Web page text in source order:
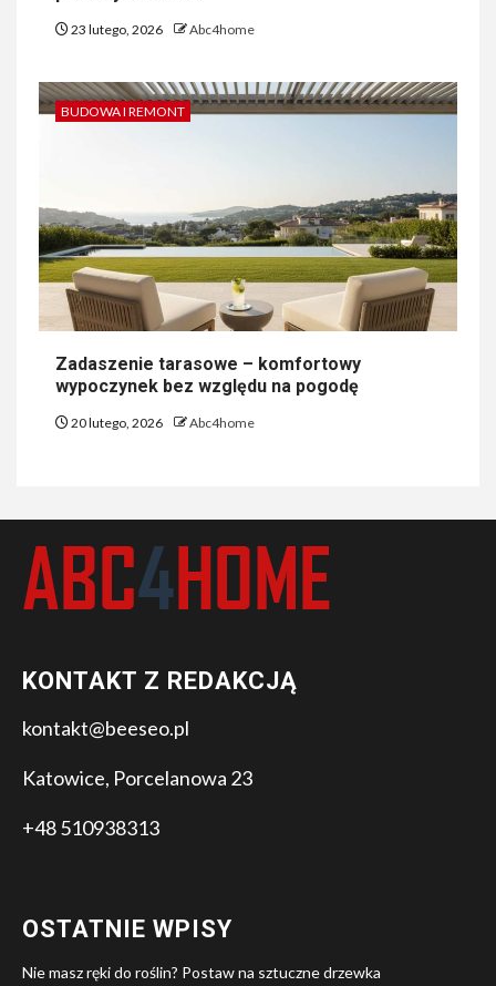
23 lutego, 2026 Abc4home
BUDOWA I REMONT
Zadaszenie tarasowe – komfortowy
wypoczynek bez względu na pogodę
20 lutego, 2026 Abc4home
KONTAKT Z REDAKCJĄ
kontakt@beeseo.pl
Katowice, Porcelanowa 23
+48 510938313
OSTATNIE WPISY
Nie masz ręki do roślin? Postaw na sztuczne drzewka